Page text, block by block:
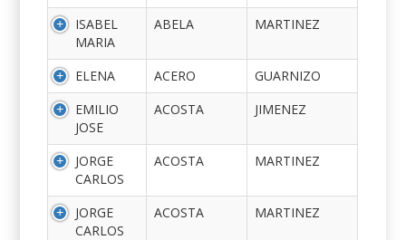
ISABEL
MARIA
ABELA MARTINEZ
ELENA ACERO
GUARNIZO
EMILIO
JOSE
ACOSTA JIMENEZ
JORGE
CARLOS
ACOSTA MARTINEZ
JORGE
CARLOS
ACOSTA MARTINEZ